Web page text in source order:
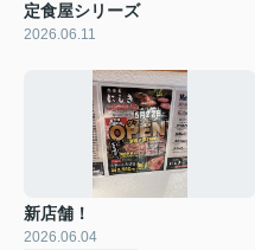
定食屋シリーズ
2026.06.11
新店舗！
2026.06.04